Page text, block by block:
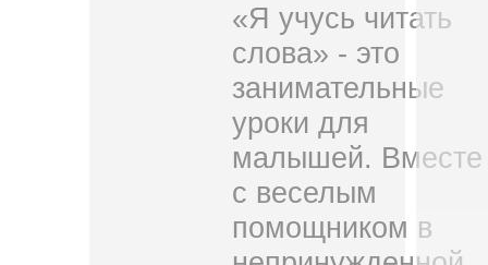
«Я учусь читать
слова» - это
занимательные
уроки для
малышей. Вместе
с веселым
помощником в